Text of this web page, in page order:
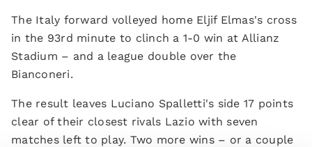
The Italy forward volleyed home Eljif Elmas's cross
in the 93rd minute to clinch a 1-0 win at Allianz
Stadium – and a league double over the
Bianconeri.
The result leaves Luciano Spalletti's side 17 points
clear of their closest rivals Lazio with seven
matches left to play. Two more wins – or a couple